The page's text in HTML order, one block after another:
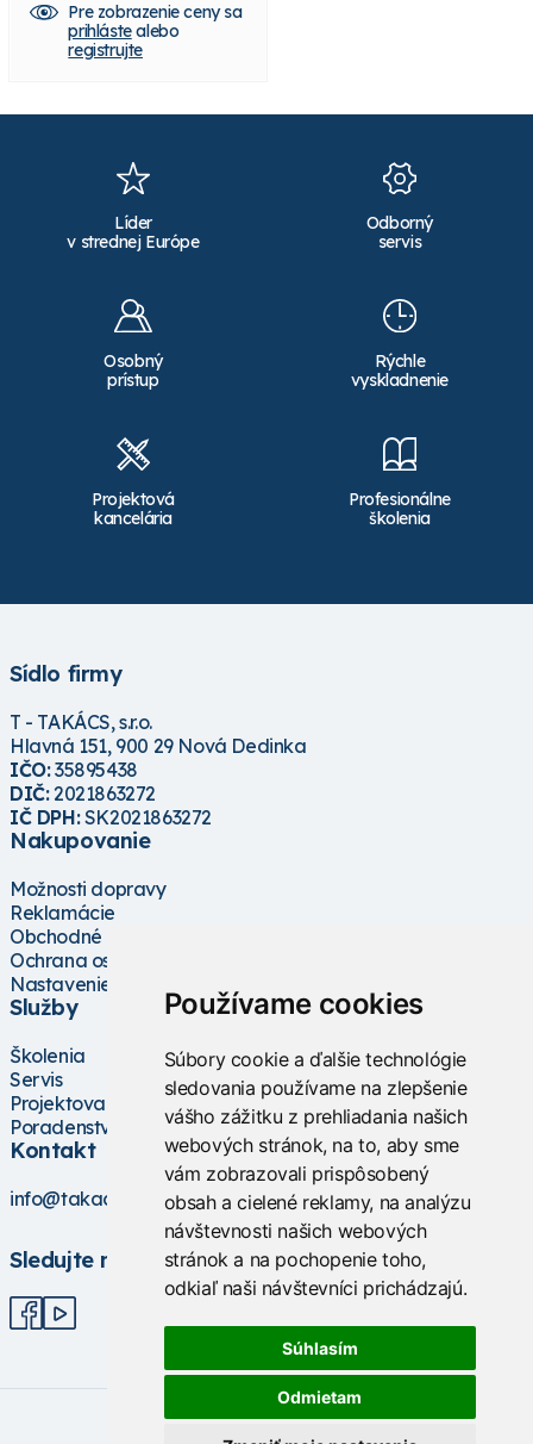
Používame cookies
Súbory cookie a ďalšie technológie
sledovania používame na zlepšenie
vášho zážitku z prehliadania našich
webových stránok, na to, aby sme
vám zobrazovali prispôsobený
obsah a cielené reklamy, na analýzu
návštevnosti našich webových
stránok a na pochopenie toho,
odkiaľ naši návštevníci prichádzajú.
Súhlasím
Odmietam
Pre zobrazenie ceny sa
prihlástealebo
registrujte
Líder
v strednej Európe
Odborný
servis
Osobný
prístup
Rýchle
vyskladnenie
Projektová
kancelária
Profesionálne
školenia
Sídlo firmy
T - TAKÁCS, s.r.o.
Hlavná 151, 900 29 Nová Dedinka
IČO:35895438
DIČ:2021863272
IČ DPH:SK2021863272
Nakupovanie
Možnosti dopravy
Reklamácie
Obchodné podmienky
Ochrana osobných údajov
Nastavenie cookies
Služby
Školenia
Servis
Projektovanie
Poradenstvo
Kontakt
info@takacs.sk
Sledujte nás